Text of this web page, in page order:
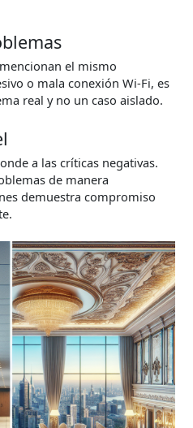
el mismo
o mala conexión Wi-Fi, es
real y no un caso aislado.
a las críticas negativas.
de manera
demuestra compromiso